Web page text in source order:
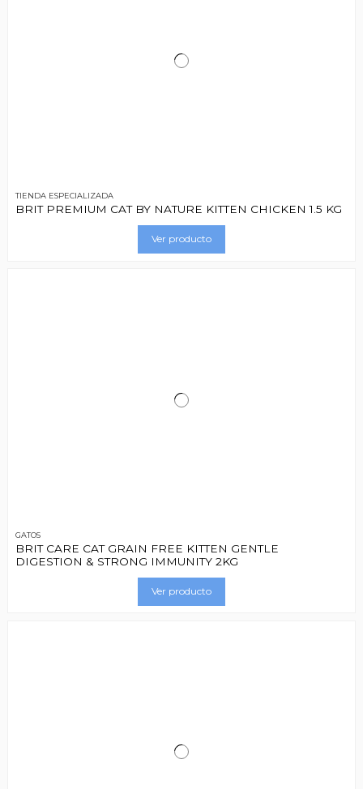
TIENDA ESPECIALIZADA
BRIT PREMIUM CAT BY NATURE KITTEN CHICKEN 1.5 KG
Ver producto
GATOS
BRIT CARE CAT GRAIN FREE KITTEN GENTLE
DIGESTION & STRONG IMMUNITY 2KG
Ver producto